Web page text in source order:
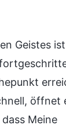
Geistes
öffnet
Meine